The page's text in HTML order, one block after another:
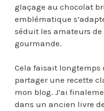
glaçage au chocolat
emblématique
séduit les amateurs
gourmande.
Cela faisait longtemps
partager une recette
mon blog. J’ai
dans un ancien livre